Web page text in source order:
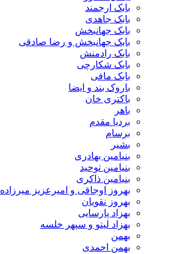
بابک ارجمند
بابک جاهدی
بابک جهانبخش
بابک جهانبخش و رضا صادقی
بابک رادمنش
بابک شکارچی
بابک مافی
باروک بند و ایضا
باکتری خان
باهر
بردیا مقدم
برسام
بشیر
بنیامین بهادری
بنیامین توحید
بنیامین ذاکری
بهروز اوجاقی و امیرعزیز میرزاده
بهروز نقویان
بهزاد پارسایی
بهزاد لیتو و سپهر خلسه
بهمن
بهمن احمدی